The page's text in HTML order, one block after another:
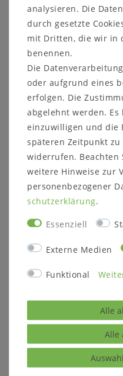
weiß
Echtholz
Mit 1 Schublade mit
Beschreibung
mit
Holzart
:
Farbe/Oberfläche :
Maße (BxHxT)
Produkt?
Gerne können
analysieren. Die
durch gesetzte
mit Dritten, die wir in
benennen.
Die
oder aufgrund eines
erfolgen. Die
abgelehnt werden. Es
einzuwilligen und die
späteren Zeitpunkt
widerrufen. Beachten
weitere Hinweise zur
personenbezogener
schutz­erklärung.
Essenziell
Externe Medien
Funktional
Alle
Alle